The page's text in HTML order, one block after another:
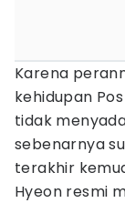
Karena
kehidupan
tidak
sebenarnya
terakhir
Hyeon resmi